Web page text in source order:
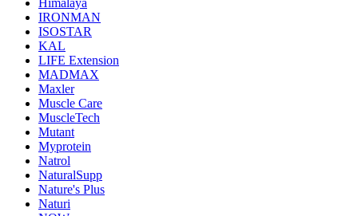
Himalaya
IRONMAN
ISOSTAR
KAL
LIFE Extension
MADMAX
Maxler
Muscle Care
MuscleTech
Mutant
Myprotein
Natrol
NaturalSupp
Nature's Plus
Naturi